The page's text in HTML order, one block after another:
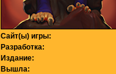
Сайт(ы) игры:
Разработка:
Издание:
Вышла: